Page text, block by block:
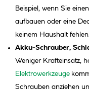
Beispiel, wenn Sie
aufbauen oder eine
keinem Haushalt fehlen.
Akku-Schrauber,
Weniger Krafteinsatz,
Elektrowerkzeuge
Schrauben anziehen